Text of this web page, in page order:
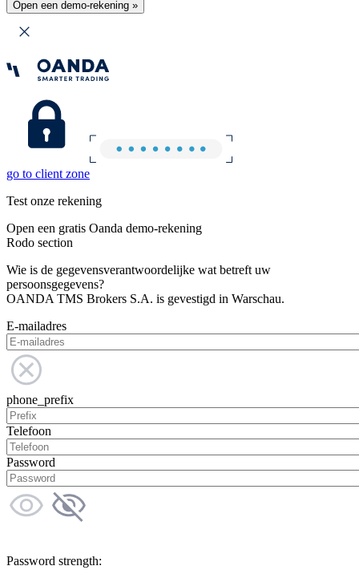
Open een demo-rekening »
go to client zone
Test onze rekening
Open een gratis Oanda demo-rekening
Rodo section
Wie is de gegevensverantwoordelijke wat betreft uw
persoonsgegevens?
OANDA TMS Brokers S.A. is gevestigd in Warschau.
E-mailadres
phone_prefix
Telefoon
Password
Password strength: